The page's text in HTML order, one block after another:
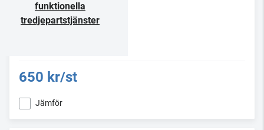
funktionella
tredjepartstjänster
650 kr/st
Jämför